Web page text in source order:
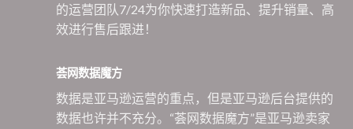
的运营团队7/24为你快速打造新品、提升销量、高
效进行售后跟进！
荟网数据魔方
数据是亚马逊运营的重点，但是亚马逊后台提供的
数据也许并不充分。“荟网数据魔方”是亚马逊卖家